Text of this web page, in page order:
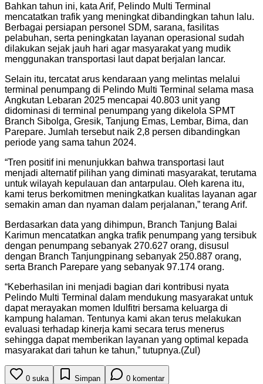
Bahkan tahun ini, kata Arif, Pelindo Multi Terminal
mencatatkan trafik yang meningkat dibandingkan tahun lalu.
Berbagai persiapan personel SDM, sarana, fasilitas
pelabuhan, serta peningkatan layanan operasional sudah
dilakukan sejak jauh hari agar masyarakat yang mudik
menggunakan transportasi laut dapat berjalan lancar.
Selain itu, tercatat arus kendaraan yang melintas melalui
terminal penumpang di Pelindo Multi Terminal selama masa
Angkutan Lebaran 2025 mencapai 40.803 unit yang
didominasi di terminal penumpang yang dikelola SPMT
Branch Sibolga, Gresik, Tanjung Emas, Lembar, Bima, dan
Parepare. Jumlah tersebut naik 2,8 persen dibandingkan
periode yang sama tahun 2024.
“Tren positif ini menunjukkan bahwa transportasi laut
menjadi alternatif pilihan yang diminati masyarakat, terutama
untuk wilayah kepulauan dan antarpulau. Oleh karena itu,
kami terus berkomitmen meningkatkan kualitas layanan agar
semakin aman dan nyaman dalam perjalanan,” terang Arif.
Berdasarkan data yang dihimpun, Branch Tanjung Balai
Karimun mencatatkan angka trafik penumpang yang tersibuk
dengan penumpang sebanyak 270.627 orang, disusul
dengan Branch Tanjungpinang sebanyak 250.887 orang,
serta Branch Parepare yang sebanyak 97.174 orang.
“Keberhasilan ini menjadi bagian dari kontribusi nyata
Pelindo Multi Terminal dalam mendukung masyarakat untuk
dapat merayakan momen Idulfitri bersama keluarga di
kampung halaman. Tentunya kami akan terus melakukan
evaluasi terhadap kinerja kami secara terus menerus
sehingga dapat memberikan layanan yang optimal kepada
masyarakat dari tahun ke tahun,” tutupnya.(Zul)
0 suka Simpan 0 komentar